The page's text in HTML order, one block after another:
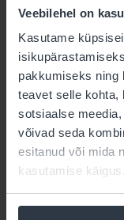
Veebilehel on
Kasutame
pakkumiseks ning
teavet selle kohta,
sotsiaalse
võivad seda
esitanud või mida
kasutamise käigus.
Juht on
tingimused,
tähendab nii
ja
Kuidas seda